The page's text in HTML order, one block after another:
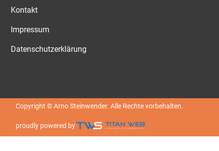
Kontakt
Impressum
Datenschutzerklärung
Copyright © Arno Steinwender. Alle Rechte vorbehalten.
proudly powered by